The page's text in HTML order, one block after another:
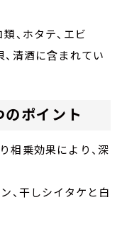
、ホタテ、エビ
清酒に含まれてい
のポイント
相乗効果により、深
、干しシイタケと白